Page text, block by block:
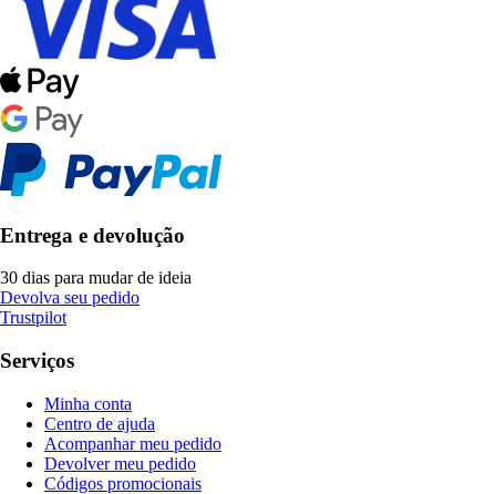
Entrega e devolução
30 dias para mudar de ideia
Devolva seu pedido
Trustpilot
Serviços
Minha conta
Centro de ajuda
Acompanhar meu pedido
Devolver meu pedido
Códigos promocionais